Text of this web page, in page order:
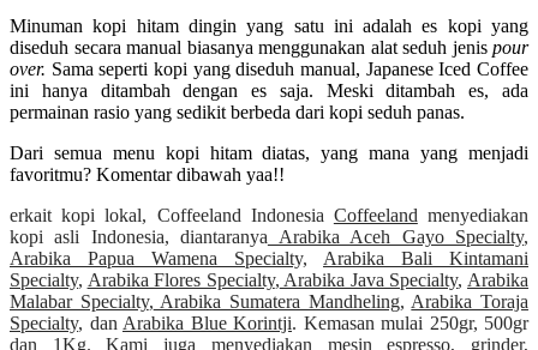
Minuman kopi hitam dingin yang satu ini adalah es kopi yang
diseduh secara manual biasanya menggunakan alat seduh jenis pour
over. Sama seperti kopi yang diseduh manual, Japanese Iced Coffee
ini hanya ditambah dengan es saja. Meski ditambah es, ada
permainan rasio yang sedikit berbeda dari kopi seduh panas.
Dari semua menu kopi hitam diatas, yang mana yang menjadi
favoritmu? Komentar dibawah yaa!!
erkait kopi lokal, Coffeeland Indonesia Coffeeland menyediakan
kopi asli Indonesia, diantaranya Arabika Aceh Gayo Specialty,
Arabika Papua Wamena Specialty,
Arabika Bali Kintamani
Specialty, Arabika Flores Specialty, Arabika Java Specialty, Arabika
Malabar Specialty, Arabika Sumatera Mandheling, Arabika Toraja
Specialty, dan Arabika Blue Korintji. Kemasan mulai 250gr, 500gr
dan 1Kg. Kami juga menyediakan mesin espresso, grinder,